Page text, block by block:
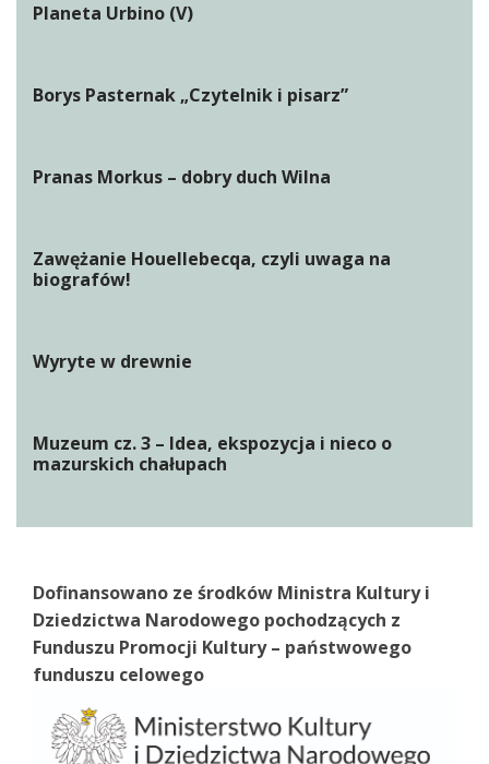
Planeta Urbino (V)
Borys Pasternak „Czytelnik i pisarz”
Pranas Morkus – dobry duch Wilna
Zawężanie Houellebecqa, czyli uwaga na
biografów!
Wyryte w drewnie
Muzeum cz. 3 – Idea, ekspozycja i nieco o
mazurskich chałupach
Dofinansowano ze środków Ministra Kultury i
Dziedzictwa Narodowego pochodzących z
Funduszu Promocji Kultury – państwowego
funduszu celowego